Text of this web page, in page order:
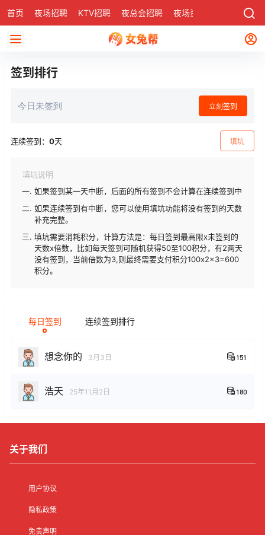
首页 夜场招聘 KTV招聘 夜总会招聘 夜场资讯 社区
签到排行
今日未签到 立刻签到
连续签到： 0天 填坑
填坑说明
如果签到某一天中断，后面的所有签到不会计算在连续签到中
如果连续签到有中断，您可以使用填坑功能将没有签到的天数
补充完整。
填坑需要消耗积分，计算方法是：每日签到最高限x未签到的
天数x倍数，比如每天签到可随机获得50至100积分，有2两天
没有签到，当前倍数为3,则最终需要支付积分100x2x3=600
积分。
每日签到 连续签到排行
想念你的 3月3日 151
浩天 25年11月2日 180
关于我们
用户协议
隐私政策
免责声明